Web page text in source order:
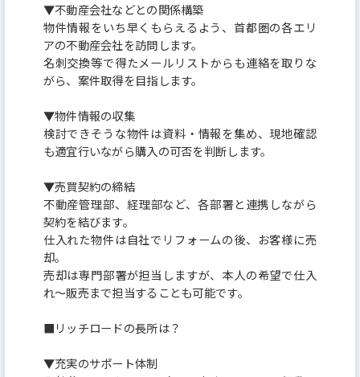
▼不動産会社などとの関係構築
物件情報をいち早くもらえるよう、首都圏の各エリ
アの不動産会社を訪問します。
名刺交換等で得たメールリストからも連絡を取りな
がら、案件取得を目指します。
▼物件情報の収集
検討できそうな物件は資料・情報を集め、現地確認
も適宜行いながら購入の可否を判断します。
▼売買契約の締結
不動産管理部、経理部など、各部署と連携しながら
契約を結びます。
仕入れた物件は自社でリフォームの後、お客様に売
却。
売却は専門部署が担当しますが、本人の希望で仕入
れ～販売まで担当することも可能です。
■リッチロードの長所は？
▼充実のサポート体制